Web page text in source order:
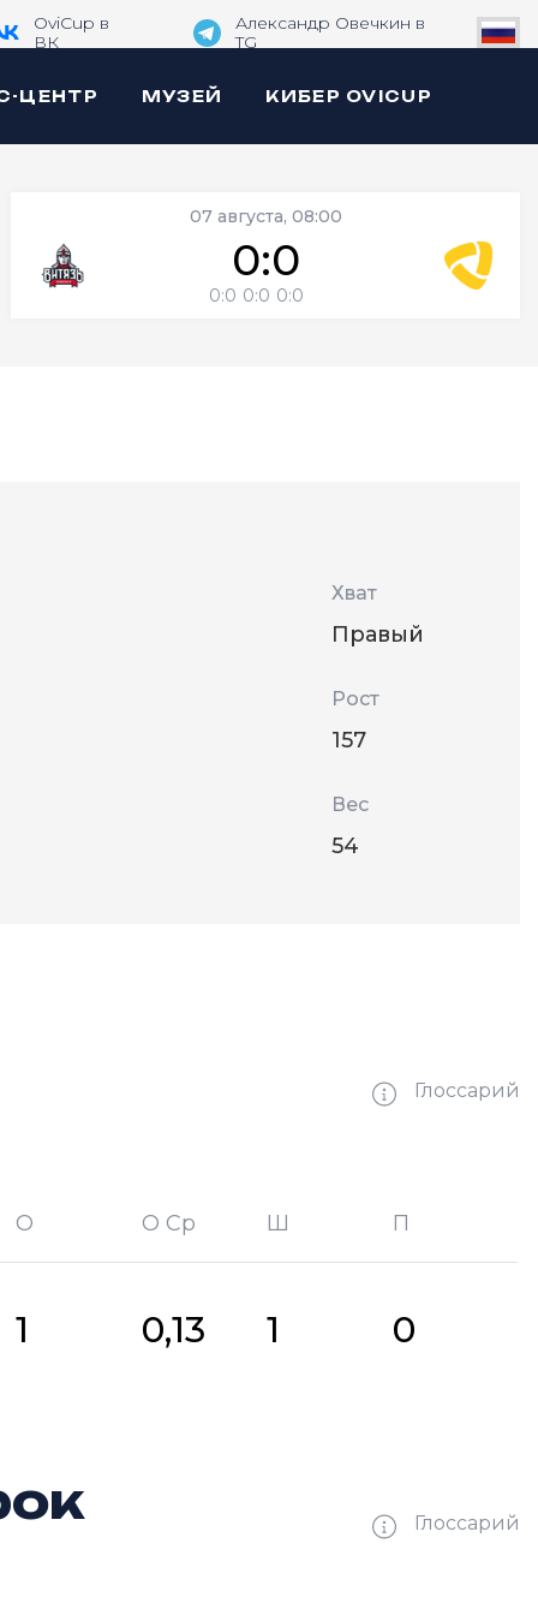
OviCup в
ВК
Александр Овечкин в
TG
ЦЕНТР МУЗЕЙ КИБЕР OVICUP
07 августа, 08:00
0:0
0:0 0:0 0:0
Хват
Правый
Рост
157
Вес
54
Глоссарий
О О Ср Ш П
1 0,13 1 0
Глоссарий